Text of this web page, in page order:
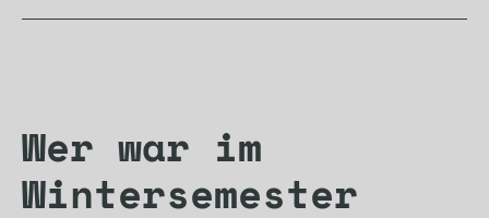
Wer war im
Wintersemester